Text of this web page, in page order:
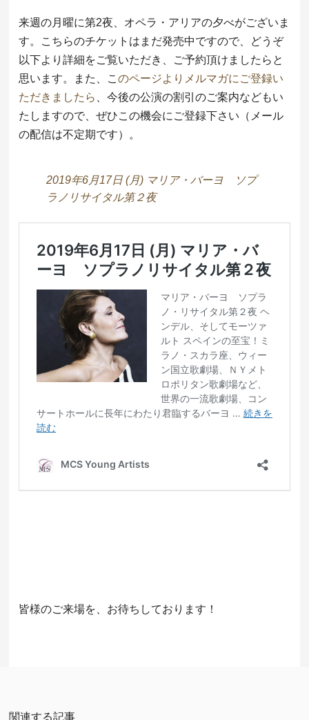
来週の月曜に第2夜、オペラ・アリアの夕べがございま
す。こちらのチケットはまだ発売中ですので、どうぞ
以下より詳細をご覧いただき、ご予約頂けましたらと
思います。また、こ のページよりメルマガにご登録い
ただきましたら
、今後の公演の割引のご案内などもい
たしますので、ぜひこの機会にご登録下さい（メール
の配信は不定期です）。
2019年6月17日 (月) マリア・バーヨ ソプ
ラノリサイタル第２夜
皆様のご来場を、お待ちしております！
関連する記事